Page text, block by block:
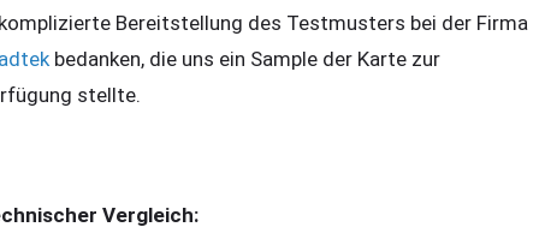
Bereitstellung des Testmusters bei der Firma
bedanken, die uns ein Sample der Karte zur
stellte.
Vergleich: